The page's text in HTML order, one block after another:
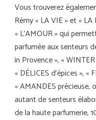
Vous trouverez
Rémy « LA VIE » et «
« L’AMOUR » qui
parfumée aux senteurs
in Provence », «
« DÉLICES d’épices », «
« AMANDES précieuse,
autant de senteurs
de la haute parfumerie,